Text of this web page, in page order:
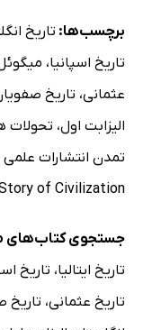
فصل هفدهم: شورش هلند
I صحنه‌گردانی
II مارگریت پارما
III آلوا در هلند
فصل هیجدهم: از روبنس تا
I مردم فلاندر
برچسب‌ها: تاریخ
تاریخ اسپانیا،
عثمانی، تاریخ
الیزابت اول، تحولات
تمدن انتشارات
of Civilization
جستجوی کتاب‌های
تاریخ ایتالیا، تاریخ
تاریخ عثمانی، تاریخ